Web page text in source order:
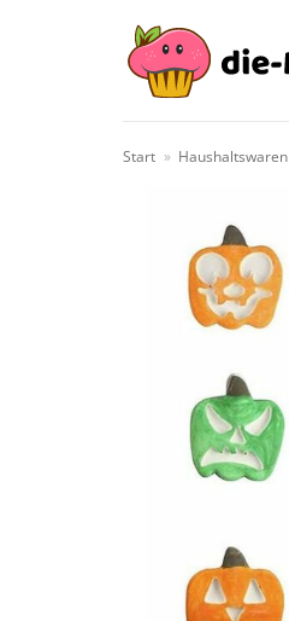
Start » Haushaltswaren